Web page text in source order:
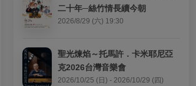
二十年─絲竹情長續今朝
2026/8/29 (六) 19:30
聖光煉焰～托馬許．卡米耶尼亞
克2026台灣音樂會
2026/10/25 (日) - 2026/10/29 (四)